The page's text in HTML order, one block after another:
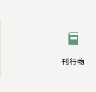
刊行物